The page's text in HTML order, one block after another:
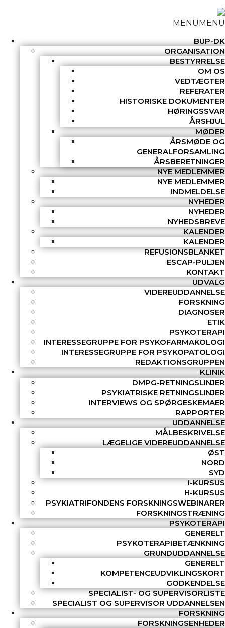
MENUMENU
BUP-DK
ORGANISATION
BESTYRRELSE
OM OS
VEDTÆGTER
REFERATER
HISTORISKE DOKUMENTER
HØRINGSSVAR
ÅRSHJUL
MØDER
ÅRSMØDE OG
GENERALFORSAMLING
ÅRSBERETNINGER
NYE MEDLEMMER
NYE MEDLEMMER
INDMELDELSE
NYHEDER
NYHEDER
NYHEDSBREVE
KALENDER
KALENDER
REFUSIONSBLANKET
ESCAP-PULJEN
KONTAKT
UDVALG
VIDEREUDDANNELSE
FORSKNING
DIAGNOSER
ETIK
PSYKOTERAPI
INTERESSEGRUPPE FOR PSYKOFARMAKOLOGI
INTERESSEGRUPPE FOR PSYKOPATOLOGI
REDAKTIONSGRUPPEN
KLINIK
DMPG-RETNINGSLINJER
PSYKIATRISKE RETNINGSLINJER
INTERVIEWS OG SPØRGESKEMAER
RAPPORTER
UDDANNELSE
MÅLBESKRIVELSE
LÆGELIGE VIDEREUDDANNELSE
ØST
NORD
SYD
I-KURSUS
H-KURSUS
PSYKIATRIFONDENS FORSKNINGSWEBINARER
FORSKNINGSTRÆNING
PSYKOTERAPI
GENERELT
PSYKOTERAPIBETÆNKNING
GRUNDUDDANNELSE
GENERELT
KOMPETENCEUDVIKLINGSKORT
GODKENDELSE
SPECIALIST- OG SUPERVISORLISTE
SPECIALIST OG SUPERVISOR UDDANNELSEN
FORSKNING
FORSKNINGSENHEDER